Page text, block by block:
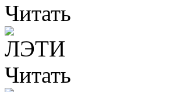
Читать
ЛЭТИ
Читать